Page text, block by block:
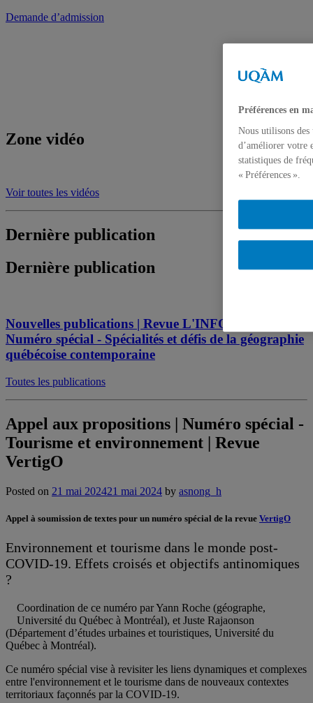
Demande d’admission
Zone vidéo
Voir toutes les vidéos
Dernière publication
Dernière publication
Nouvelles publications | Revue L'INFO GÉO |
Numéro spécial - Spécialités et défis de la géographie
québécoise contemporaine
Toutes les publications
Appel aux propositions | Numéro spécial -
Tourisme et environnement | Revue
VertigO
Posted on 21 mai 202421 mai 2024 by asnong_h
Appel à soumission de textes pour un numéro spécial de la revue VertigO
Environnement et tourisme dans le monde post-
COVID-19. Effets croisés et objectifs antinomiques
?
Coordination de ce numéro par Yann Roche (géographe,
Université du Québec à Montréal), et Juste Rajaonson
(Département d’études urbaines et touristiques, Université du
Québec à Montréal).
Ce numéro spécial vise à revisiter les liens dynamiques et complexes
entre l'environnement et le tourisme dans de nouveaux contextes
territoriaux façonnés par la COVID-19.
Préférences en
Nous utilisons
d’améliorer votre
statistiques de
« Préférences ».